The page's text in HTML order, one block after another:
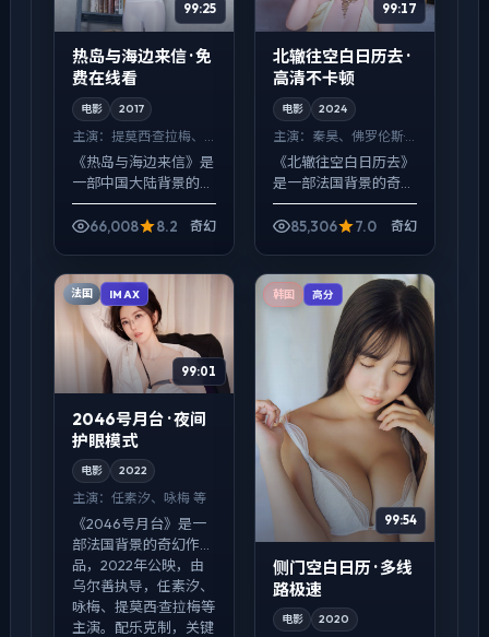
99:25
热岛与海边来信 · 免
费在线看
电影 2017
主演：提莫西·查拉梅、
菅田将晖 等
《热岛与海边来信》是
一部中国大陆背景的奇
幻作品，2017年公映，
由贾樟柯执导，提莫西·
乐克制，关键场面...
66,008 8.2 奇幻
99:17
北辙往空白日历去 ·
高清不卡顿
电影 2024
主演： 秦昊、佛罗伦斯·
皮尤 等
《北辙往空白日历去》
是一部法国背景的奇幻
作品，2024年公映，
由王家卫执导，秦昊、
准普通人的抉择瞬
间，...
85,306 7.0 奇幻
法国 IMAX
99:01
2046号月台 · 夜间
护眼模式
电影 2022
主演：任素汐、咏梅 等
《2046号月台》是一
部法国背景的奇幻作
品，2022年公映，由
乌尔善执导，任素汐、
咏梅、提莫西·查拉梅等
主演。配乐克制，关键
韩国 高分
99:54
侧门空白日历 · 多线
路极速
电影 2020